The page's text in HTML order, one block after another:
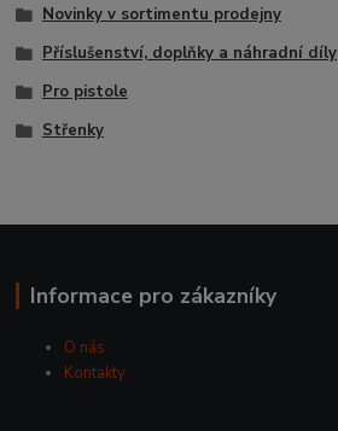
Novinky v sortimentu prodejny
Příslušenství, doplňky a náhradní díly
Pro pistole
Střenky
Informace pro zákazníky
O nás
Kontakty